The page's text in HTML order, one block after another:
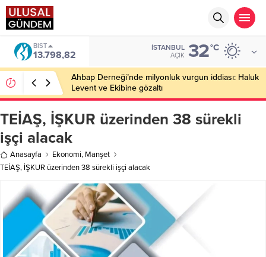
DOLAR
47,5939
İSTANBUL
AÇIK 32°C
Şanlıurfa’da korkutan tarla yangını: 200 dönümlük
alan kül oldu!
TEİAŞ, İŞKUR üzerinden 38 sürekli
işçi alacak
Anasayfa Ekonomi, Manşet
TEİAŞ, İŞKUR üzerinden 38 sürekli işçi alacak